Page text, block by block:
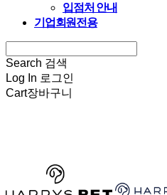
입점처 안내
기업회원전용
Search 검색
Log In 로그인
Cart장바구니